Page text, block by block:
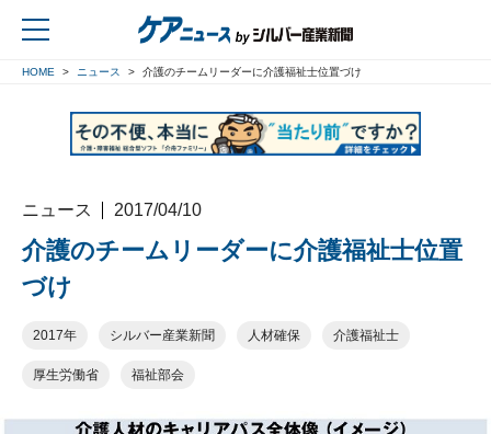
HOME ニュース 介護のチームリーダーに介護福祉士位置づけ
ニュース 2017/04/10
介護のチームリーダーに介護福祉士位置
づけ
2017年 シルバー産業新聞 人材確保 介護福祉士
厚生労働省 福祉部会